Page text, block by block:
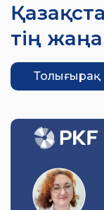
тің
Толығырақ